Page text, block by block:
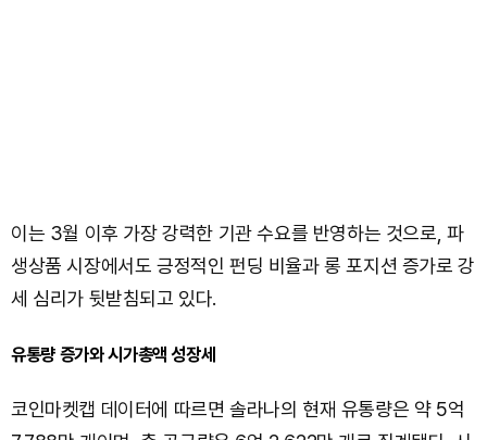
이는 3월 이후 가장 강력한 기관 수요를 반영하는 것으로, 파
생상품 시장에서도 긍정적인 펀딩 비율과 롱 포지션 증가로 강
세 심리가 뒷받침되고 있다.
유통량 증가와 시가총액 성장세
코인마켓캡 데이터에 따르면 솔라나의 현재 유통량은 약 5억